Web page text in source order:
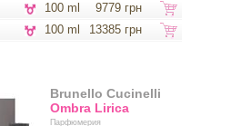
100 ml
9779 грн
100 ml 13385 грн
Brunello Cucinelli
Ombra Lirica
Парфюмерия